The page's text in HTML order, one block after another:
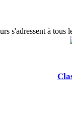
s'adressent à tous